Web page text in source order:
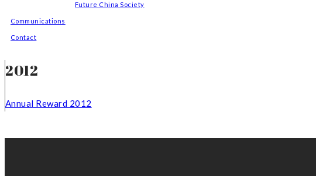
Future China Society
Communications
Contact
2012
Annual Reward 2012